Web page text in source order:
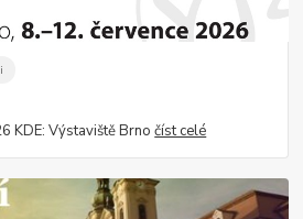
KDE: Výstaviště Brnočíst celé